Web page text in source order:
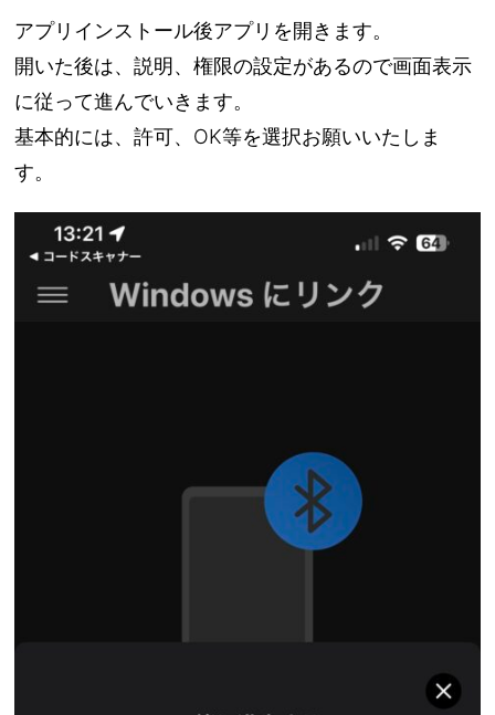
アプリインストール後アプリを開きます。
開いた後は、説明、権限の設定があるので画面表示
に従って進んでいきます。
基本的には、許可、OK等を選択お願いいたしま
す。